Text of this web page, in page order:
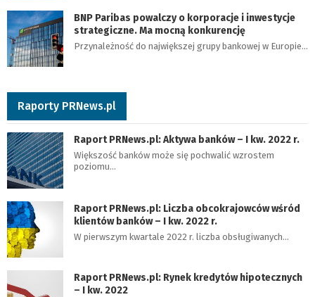
BNP Paribas powalczy o korporacje i inwestycje
strategiczne. Ma mocną konkurencję
Przynależność do największej grupy bankowej w Europie…
Raporty PRNews.pl
Raport PRNews.pl: Aktywa banków – I kw. 2022 r.
Większość banków może się pochwalić wzrostem
poziomu…
Raport PRNews.pl: Liczba obcokrajowców wśród
klientów banków – I kw. 2022 r.
W pierwszym kwartale 2022 r. liczba obsługiwanych…
Raport PRNews.pl: Rynek kredytów hipotecznych
– I kw. 2022